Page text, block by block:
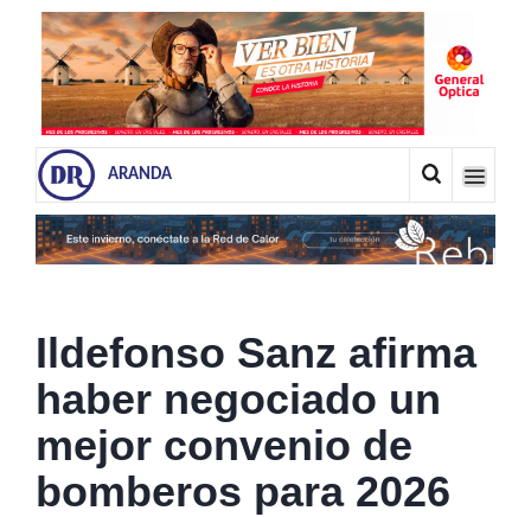
ARANDA
Ildefonso Sanz afirma
haber negociado un
mejor convenio de
bomberos para 2026